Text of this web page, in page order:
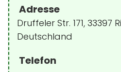
Adresse
Druffeler Str. 171, 33397
Deutschland
Telefon